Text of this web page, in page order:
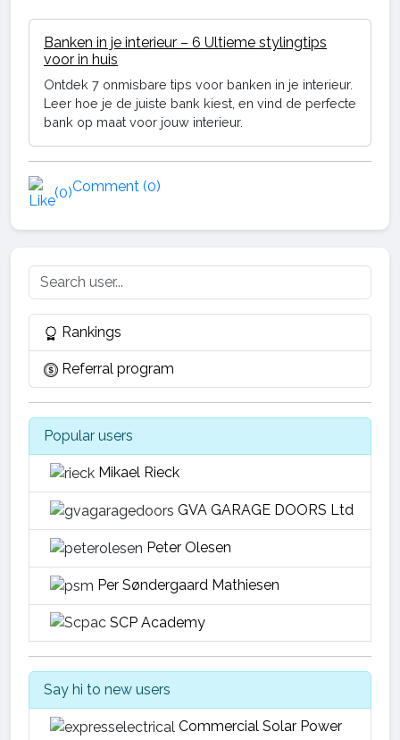
Banken in je interieur – 6 Ultieme stylingtips
voor in huis
Ontdek 7 onmisbare tips voor banken in je interieur.
Leer hoe je de juiste bank kiest, en vind de perfecte
bank op maat voor jouw interieur.
(0)Comment (0)
Rankings
Referral program
Popular users
Mikael Rieck
GVA GARAGE DOORS Ltd
Peter Olesen
Per Søndergaard Mathiesen
SCP Academy
Say hi to new users
Commercial Solar Power